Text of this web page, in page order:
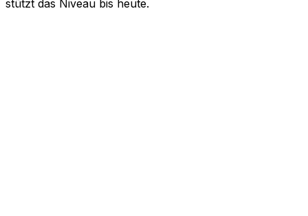
stützt das Niveau bis heute.